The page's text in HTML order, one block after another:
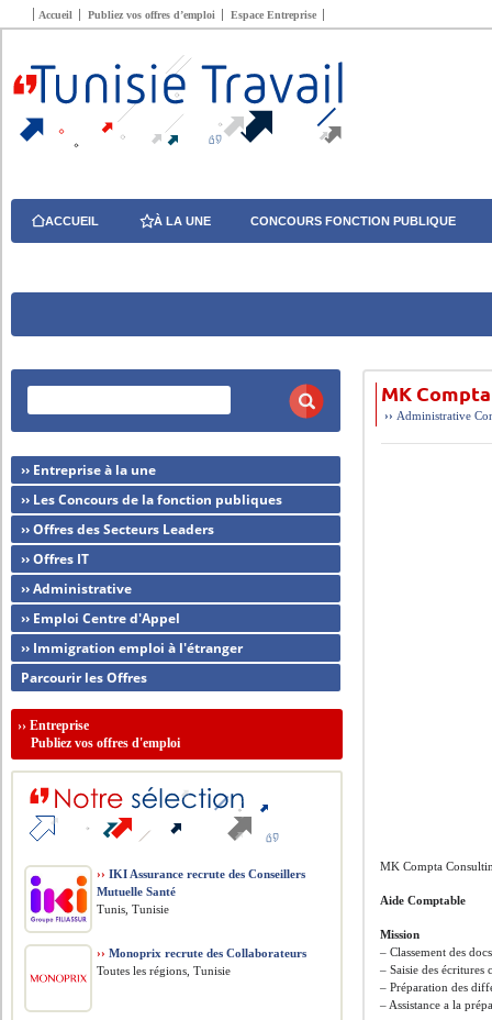
Accueil Publiez vos offres d’emploi Espace Entreprise
ACCUEIL À LA UNE CONCOURS FONCTION PUBLIQUE
MK
›› Administrative
MK Compta
Aide Comptable
Mission
– Classement des
– Saisie des écritures
– Préparation des
– Assistance a la
›› Entreprise à la une
›› Les Concours de la fonction publiques
›› Offres des Secteurs Leaders
›› Offres IT
›› Administrative
›› Emploi Centre d'Appel
›› Immigration emploi à l'étranger
Parcourir les Offres
››Entreprise
Publiez vos offres d'emploi
›› IKI Assurance recrute des Conseillers
Mutuelle Santé
Tunis, Tunisie
›› Monoprix recrute des Collaborateurs
Toutes les régions, Tunisie